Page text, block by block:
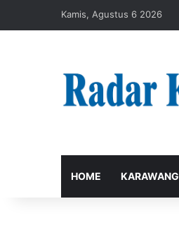
Kamis, Agustus 6 2026
HOME KARAWANG